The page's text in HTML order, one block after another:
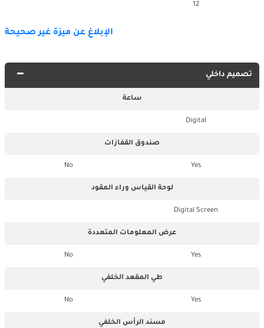
12
الإبلاغ عن ميزة غير صحيحة
تصميم داخلي
ساعة
Digital
صندوق القفازات
Yes
No
لوحة القياس وراء المقود
Digital Screen
عرض المعلومات المتعددة
Yes
No
طي المقعد الخلفي
Yes
No
مسند الرأس الخلفي